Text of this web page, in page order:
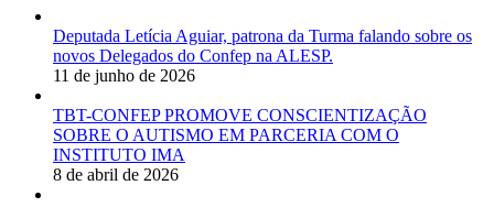
Deputada Letícia Aguiar, patrona da Turma falando sobre os
novos Delegados do Confep na ALESP.
11 de junho de 2026
TBT-CONFEP PROMOVE CONSCIENTIZAÇÃO
SOBRE O AUTISMO EM PARCERIA COM O
INSTITUTO IMA
8 de abril de 2026